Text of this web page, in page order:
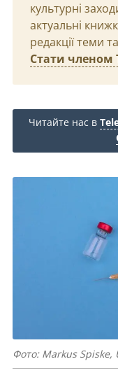
культурні
актуальні
редакції теми
Стати членом
Читайте нас в
Фото: Markus Spiske,